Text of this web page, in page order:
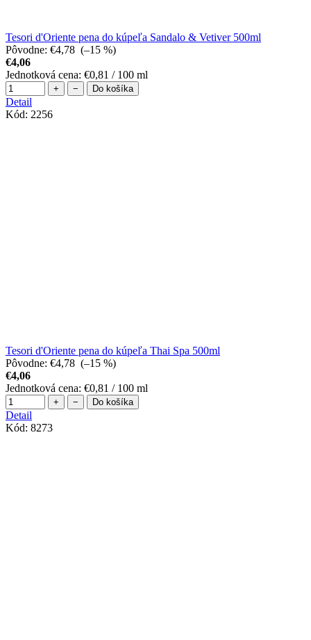
Tesori d'Oriente pena do kúpeľa Sandalo & Vetiver 500ml
Pôvodne: €4,78 (–15 %)
€4,06
Jednotková cena: €0,81 / 100 ml
+ − Do košíka
Detail
Kód: 2256
Tesori d'Oriente pena do kúpeľa Thai Spa 500ml
Pôvodne: €4,78 (–15 %)
€4,06
Jednotková cena: €0,81 / 100 ml
+ − Do košíka
Detail
Kód: 8273